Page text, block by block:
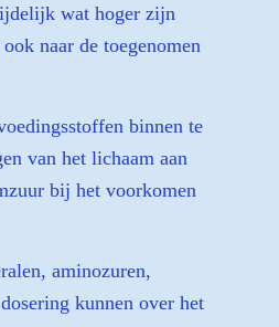
wat hoger zijn
naar de toegenomen
binnen te
van het lichaam aan
bij het voorkomen
aminozuren,
kunnen over het